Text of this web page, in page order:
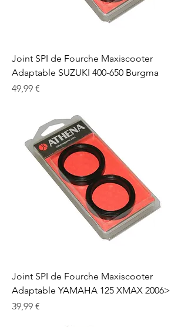
Joint SPI de Fourche Maxiscooter
Adaptable SUZUKI 400-650 Burgma
Prix
49,99 €
Joint SPI de Fourche Maxiscooter
Adaptable YAMAHA 125 XMAX 2006>
Prix
39,99 €